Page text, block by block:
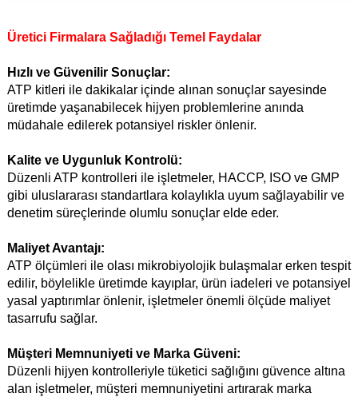
Üretici Firmalara Sağladığı Temel Faydalar
Hızlı ve Güvenilir Sonuçlar:
ATP kitleri ile dakikalar içinde alınan sonuçlar sayesinde
üretimde yaşanabilecek hijyen problemlerine anında
müdahale edilerek potansiyel riskler önlenir.
Kalite ve Uygunluk Kontrolü:
Düzenli ATP kontrolleri ile işletmeler, HACCP, ISO ve GMP
gibi uluslararası standartlara kolaylıkla uyum sağlayabilir ve
denetim süreçlerinde olumlu sonuçlar elde eder.
Maliyet Avantajı:
ATP ölçümleri ile olası mikrobiyolojik bulaşmalar erken tespit
edilir, böylelikle üretimde kayıplar, ürün iadeleri ve potansiyel
yasal yaptırımlar önlenir, işletmeler önemli ölçüde maliyet
tasarrufu sağlar.
Müşteri Memnuniyeti ve Marka Güveni:
Düzenli hijyen kontrolleriyle tüketici sağlığını güvence altına
alan işletmeler, müşteri memnuniyetini artırarak marka